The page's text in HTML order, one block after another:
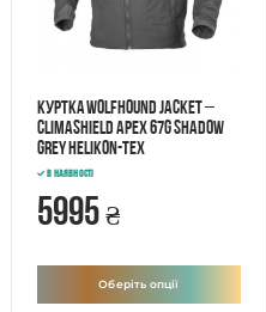
Куртка WOLFHOUND Jacket –
Climashield Apex 67g Shadow
Grey Helikon-Tex
В наявності
5995 ₴
Оберіть опції